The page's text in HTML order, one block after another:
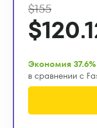
$155
Экономия 37.6%
в сравнении с